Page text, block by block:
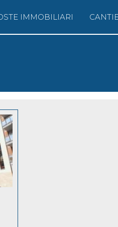
Salta al
IMMOBILIARI